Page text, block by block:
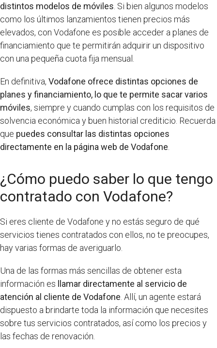
distintos modelos de móviles . Si bien algunos modelos
como los últimos lanzamientos tienen precios más
elevados, con Vodafone es posible acceder a planes de
financiamiento que te permitirán adquirir un dispositivo
con una pequeña cuota fija mensual.
En definitiva, Vodafone ofrece distintas opciones de
planes y financiamiento, lo que te permite sacar varios
móviles, siempre y cuando cumplas con los requisitos de
solvencia económica y buen historial crediticio. Recuerda
que puedes consultar las distintas opciones
directamente en la página web de Vodafone
¿Cómo puedo saber lo que tengo
contratado con Vodafone?
Si eres cliente de Vodafone y no estás seguro de qué
servicios tienes contratados con ellos, no te preocupes,
hay varias formas de averiguarlo.
Una de las formas más sencillas de obtener esta
información es llamar directamente al servicio de
atención al cliente de Vodafone . Allí, un agente estará
dispuesto a brindarte toda la información que necesites
sobre tus servicios contratados, así como los precios y
las fechas de renovación.